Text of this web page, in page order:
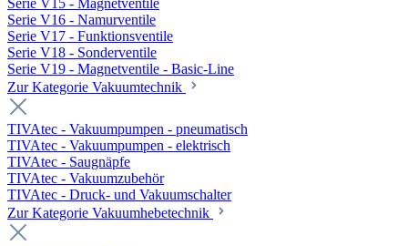
Serie V15 - Magnetventile
Serie V16 - Namurventile
Serie V17 - Funktionsventile
Serie V18 - Sonderventile
Serie V19 - Magnetventile - Basic-Line
Zur Kategorie Vakuumtechnik
TIVAtec - Vakuumpumpen - pneumatisch
TIVAtec - Vakuumpumpen - elektrisch
TIVAtec - Saugnäpfe
TIVAtec - Vakuumzubehör
TIVAtec - Druck- und Vakuumschalter
Zur Kategorie Vakuumhebetechnik